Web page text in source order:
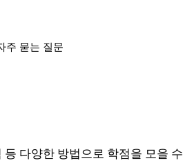
주 묻는 질문
다양한 방법으로 학점을 모을 수